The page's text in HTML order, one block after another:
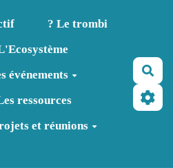
? Le trombi
événements
ressources
et réunions